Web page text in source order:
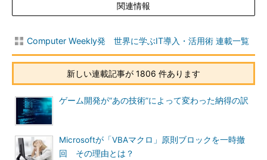
関連情報
Computer Weekly発 世界に学ぶIT導入・活用術 連載一覧
新しい連載記事が 1806 件あります
ゲーム開発が“あの技術”によって変わった納得の訳
Microsoftが「VBAマクロ」原則ブロックを一時撤
回 その理由とは？